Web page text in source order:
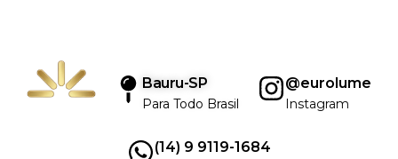
Bauru-SP
Para Todo Brasil
@eurolume
Instagram
(14) 9 9119-1684